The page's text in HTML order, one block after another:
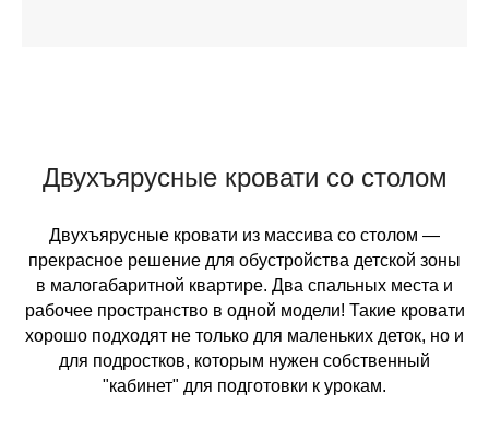
Двухъярусные кровати со столом
Двухъярусные кровати из массива со столом —
прекрасное решение для обустройства детской зоны
в малогабаритной квартире. Два спальных места и
рабочее пространство в одной модели! Такие кровати
хорошо подходят не только для маленьких деток, но и
для подростков, которым нужен собственный
"кабинет" для подготовки к урокам.